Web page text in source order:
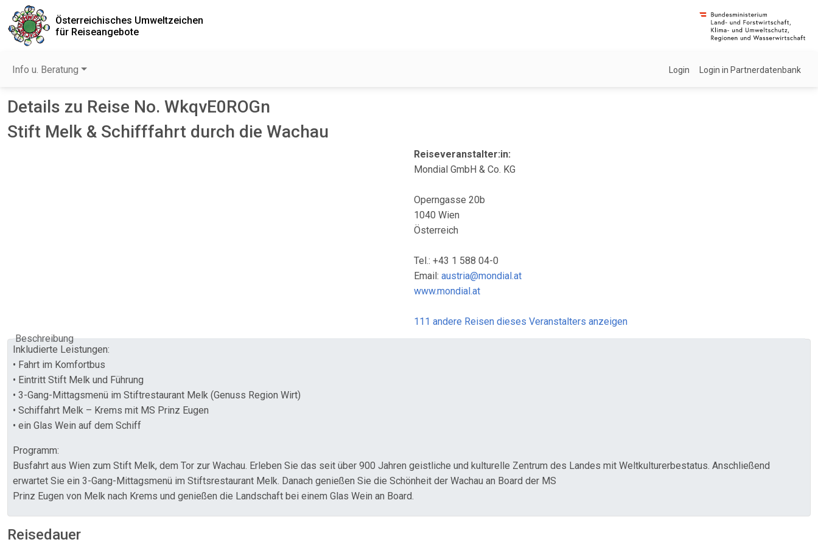
Österreichisches Umweltzeichen
für Reiseangebote
Info u. Beratung Login Login in Partnerdatenbank
Details zu Reise No. WkqvE0ROGn
Stift Melk & Schifffahrt durch die Wachau
Reiseveranstalter:in:
Mondial GmbH & Co. KG
Operngasse 20b
1040 Wien
Österreich
Tel.: +43 1 588 04-0
Email: austria@mondial.at
www.mondial.at
111 andere Reisen dieses Veranstalters anzeigen
Beschreibung
Inkludierte Leistungen:
• Fahrt im Komfortbus
• Eintritt Stift Melk und Führung
• 3-Gang-Mittagsmenü im Stiftrestaurant Melk (Genuss Region Wirt)
• Schiffahrt Melk – Krems mit MS Prinz Eugen
• ein Glas Wein auf dem Schiff
Programm:
Busfahrt aus Wien zum Stift Melk, dem Tor zur Wachau. Erleben Sie das seit über 900 Jahren geistliche und kulturelle Zentrum des Landes mit Weltkulturerbestatus. Anschließend
erwartet Sie ein 3-Gang-Mittagsmenü im Stiftsrestaurant Melk. Danach genießen Sie die Schönheit der Wachau an Board der MS
Prinz Eugen von Melk nach Krems und genießen die Landschaft bei einem Glas Wein an Board.
Reisedauer